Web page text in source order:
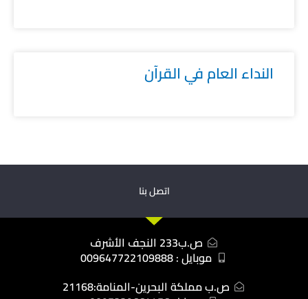
النداء العام في القرآن
اتصل بنا
ص.ب233 النجف الأشرف
موبايل : 009647722109888
ص.ب مملكة البحرين-المنامة:21168